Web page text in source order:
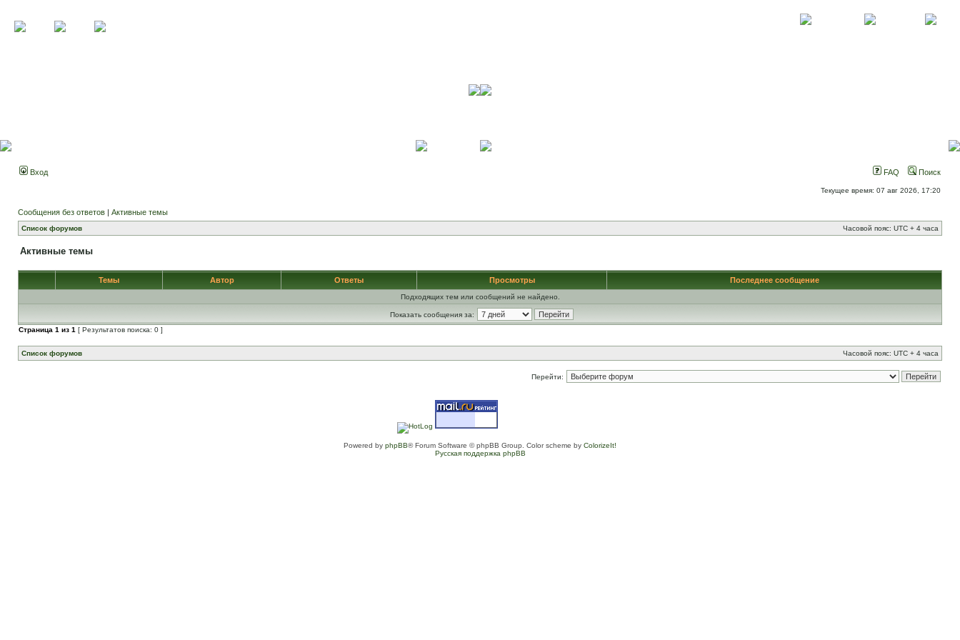
Вход FAQ Поиск
Текущее время: 07 авг 2026, 17:20
Сообщения без ответов | Активные темы
Список форумов Часовой пояс: UTC + 4 часа
Активные темы
Темы Автор Ответы Просмотры Последнее сообщение
Подходящих тем или сообщений не найдено.
Показать сообщения за:
Страница 1 из 1 [ Результатов поиска: 0 ]
Список форумов Часовой пояс: UTC + 4 часа
Перейти:
Powered by phpBB® Forum Software © phpBB Group. Color scheme by ColorizeIt!
Русская поддержка phpBB